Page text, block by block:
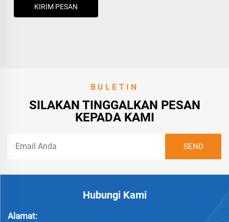
KIRIM PESAN
BULETIN
SILAKAN TINGGALKAN PESAN
KEPADA KAMI
Hubungi Kami
Alamat: